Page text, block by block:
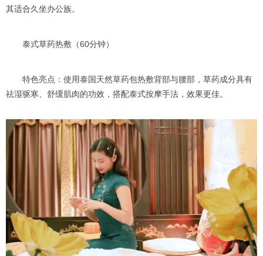
其适合久坐办公族。
泰式草药热敷（60分钟）
特色亮点：使用泰国天然草药包热敷背部与腰部，草药成分具有
祛湿驱寒、舒缓肌肉的功效，搭配泰式按摩手法，效果更佳。